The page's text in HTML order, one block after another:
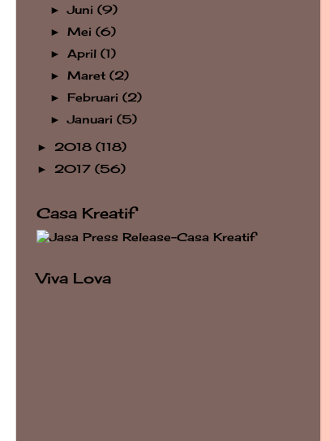
►Juni(9)
►Mei(6)
►April(1)
►Maret(2)
►Februari(2)
►Januari(5)
► 2018 (118)
► 2017 (56)
Casa Kreatif
Viva Lova